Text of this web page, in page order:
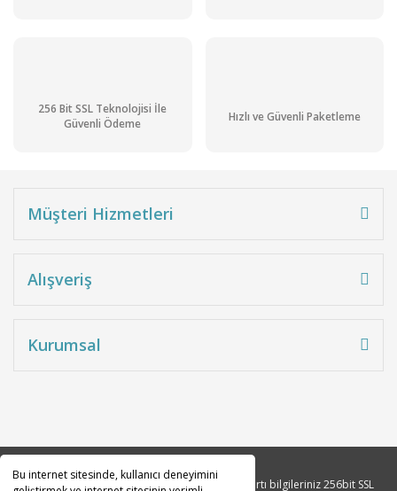
Bu internet sitesinde, kullanıcı deneyimini
256 Bit SSL Teknolojisi İle
Güvenli Ödeme
Hızlı ve Güvenli Paketleme
Müşteri Hizmetleri
Alışveriş
Kurumsal
Copyright 2010© Tüm hakları saklıdır. Kredi kartı bilgileriniz 256bit SSL